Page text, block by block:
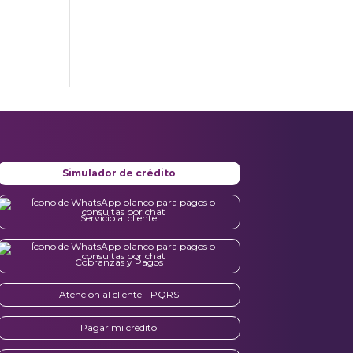
Simulador de crédito
Servicio al cliente
Cobranzas y Pagos
Atención al cliente - PQRS
Pagar mi crédito